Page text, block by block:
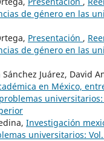
de género en las
Presentación ,
de género en las
Juárez, David
en México,
Investigación
universitarios: